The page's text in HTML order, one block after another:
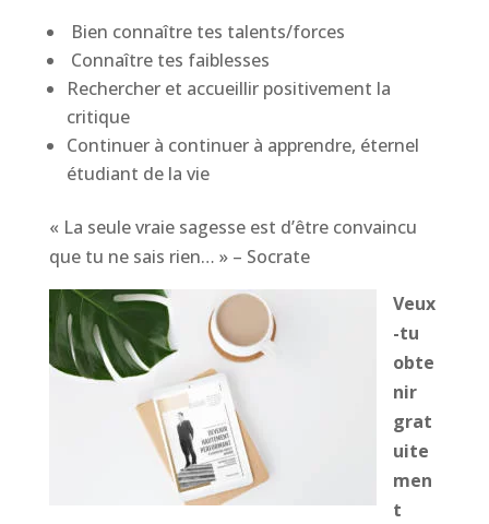
Bien connaître tes talents/forces
Connaître tes faiblesses
Rechercher et accueillir positivement la
critique
Continuer à continuer à apprendre, éternel
étudiant de la vie
« La seule vraie sagesse est d’être convaincu
que tu ne sais rien… » – Socrate
Veux
-tu
obte
nir
grat
uite
men
t